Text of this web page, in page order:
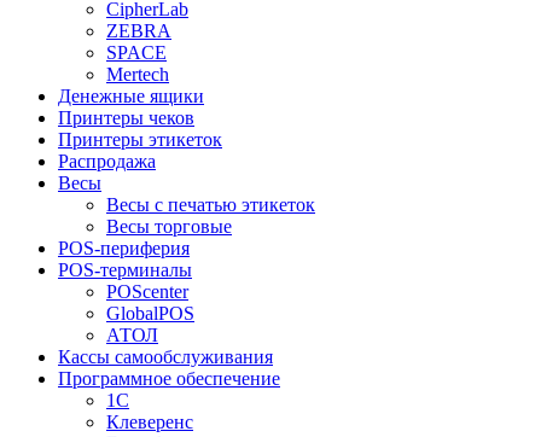
CipherLab
ZEBRA
SPACE
Mertech
Денежные ящики
Принтеры чеков
Принтеры этикеток
Распродажа
Весы
Весы с печатью этикеток
Весы торговые
POS-периферия
POS-терминалы
POScenter
GlobalPOS
АТОЛ
Кассы самообслуживания
Программное обеспечение
1С
Клеверенс